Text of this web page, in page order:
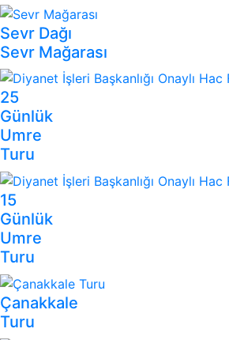
Sevr Dağı
Sevr Mağarası
25
Günlük
Umre
Turu
15
Günlük
Umre
Turu
Çanakkale
Turu